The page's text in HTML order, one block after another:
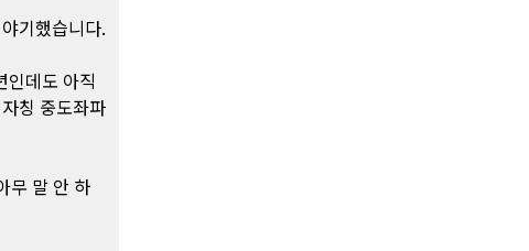
기했습니다.
데도 아직
칭 중도좌파
무 말 안 하